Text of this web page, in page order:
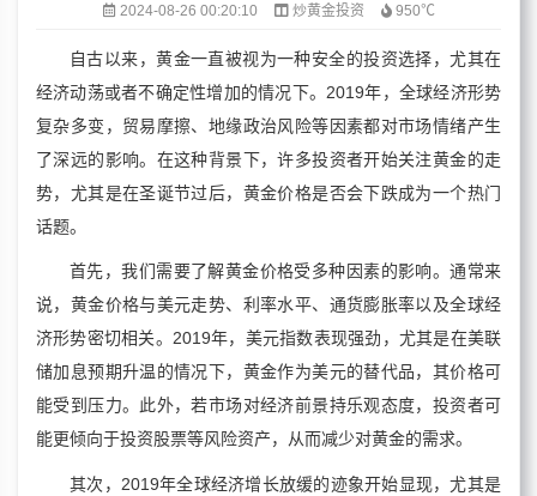
2024-08-26 00:20:10 炒黄金投资 950℃
自古以来，黄金一直被视为一种安全的投资选择，尤其在
经济动荡或者不确定性增加的情况下。2019年，全球经济形势
复杂多变，贸易摩擦、地缘政治风险等因素都对市场情绪产生
了深远的影响。在这种背景下，许多投资者开始关注黄金的走
势，尤其是在圣诞节过后，黄金价格是否会下跌成为一个热门
话题。
首先，我们需要了解黄金价格受多种因素的影响。通常来
说，黄金价格与美元走势、利率水平、通货膨胀率以及全球经
济形势密切相关。2019年，美元指数表现强劲，尤其是在美联
储加息预期升温的情况下，黄金作为美元的替代品，其价格可
能受到压力。此外，若市场对经济前景持乐观态度，投资者可
能更倾向于投资股票等风险资产，从而减少对黄金的需求。
其次，2019年全球经济增长放缓的迹象开始显现，尤其是